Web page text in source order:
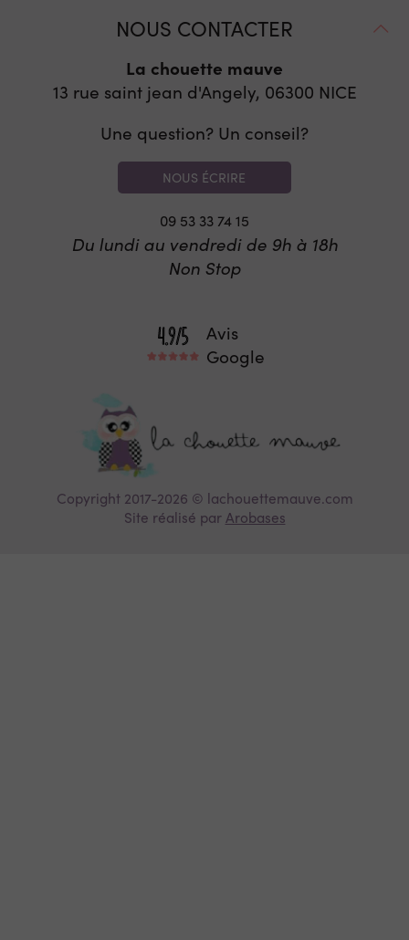
NOUS CONTACTER
La chouette mauve
13 rue saint jean d'Angely, 06300 NICE
Une question? Un conseil?
NOUS ÉCRIRE
09 53 33 74 15
Du lundi au vendredi de 9h à 18h
Non Stop
Avis
Google
Copyright 2017-2026 © lachouettemauve.com
Site réalisé par Arobases